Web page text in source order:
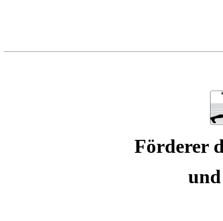
Förderer